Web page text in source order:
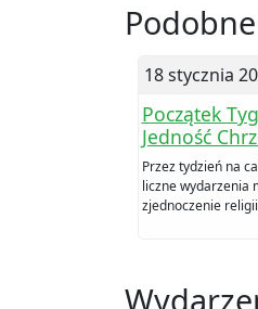
18 stycznia
Początek
Jedność
Przez tydzień na
liczne wydarzenia
zjednoczenie